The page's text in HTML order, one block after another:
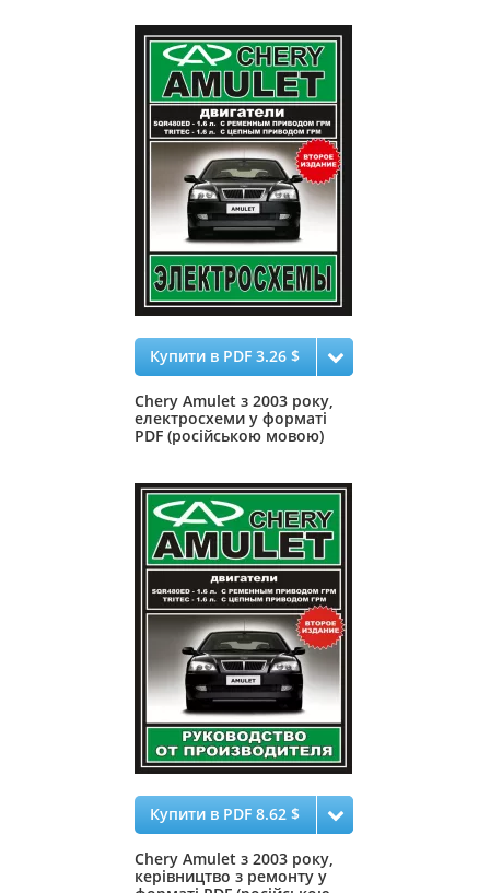
Купити в PDF 3.26 $
Chery Amulet з 2003 року,
електросхеми у форматі
PDF (російською мовою)
Купити в PDF 8.62 $
Chery Amulet з 2003 року,
керівництво з ремонту у